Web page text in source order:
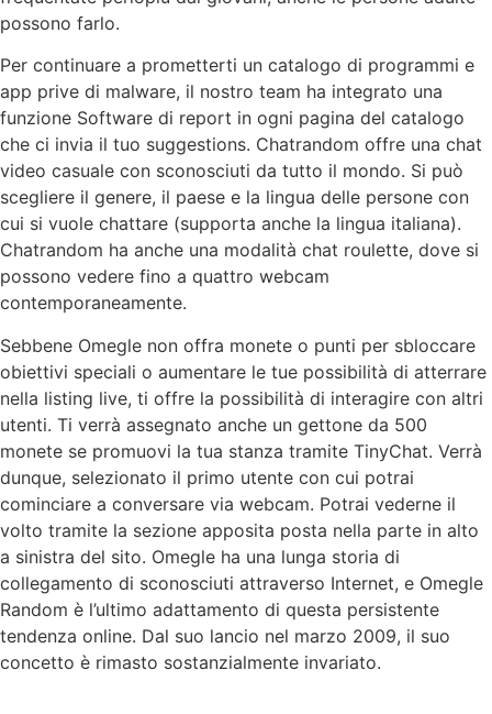
possono farlo.
Per continuare a prometterti un catalogo di programmi e
app prive di malware, il nostro team ha integrato una
funzione Software di report in ogni pagina del catalogo
che ci invia il tuo suggestions. Chatrandom offre una chat
video casuale con sconosciuti da tutto il mondo. Si può
scegliere il genere, il paese e la lingua delle persone con
cui si vuole chattare (supporta anche la lingua italiana).
Chatrandom ha anche una modalità chat roulette, dove si
possono vedere fino a quattro webcam
contemporaneamente.
Sebbene Omegle non offra monete o punti per sbloccare
obiettivi speciali o aumentare le tue possibilità di atterrare
nella listing live, ti offre la possibilità di interagire con altri
utenti. Ti verrà assegnato anche un gettone da 500
monete se promuovi la tua stanza tramite TinyChat. Verrà
dunque, selezionato il primo utente con cui potrai
cominciare a conversare via webcam. Potrai vederne il
volto tramite la sezione apposita posta nella parte in alto
a sinistra del sito. Omegle ha una lunga storia di
collegamento di sconosciuti attraverso Internet, e Omegle
Random è l’ultimo adattamento di questa persistente
tendenza online. Dal suo lancio nel marzo 2009, il suo
concetto è rimasto sostanzialmente invariato.